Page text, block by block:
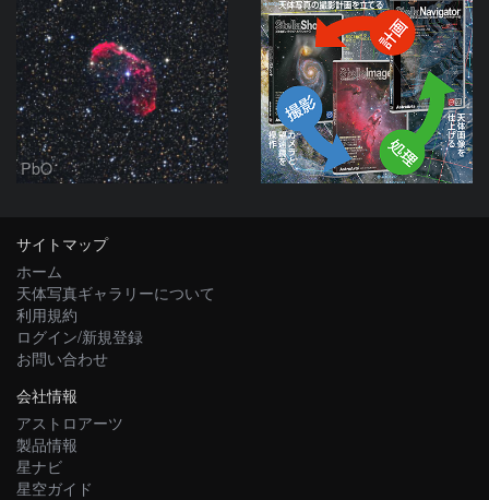
PbO
サイトマップ
ホーム
天体写真ギャラリーについて
利用規約
ログイン/新規登録
お問い合わせ
会社情報
アストロアーツ
製品情報
星ナビ
星空ガイド